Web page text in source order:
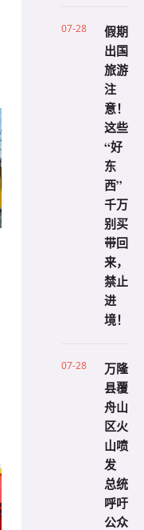
07-28
假期
出国
旅游
注
意！
这些
“好
东
西”
千万
别买
带回
来，
禁止
进
境！
07-28
万隆
县覆
舟山
区火
山喷
发
总统
呼吁
公众